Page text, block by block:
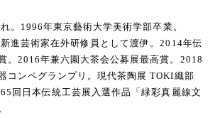
。1996年東京藝術大学美術学部卒業。
進芸術家在外研修員として渡伊。2014年伝
。2016年兼六園大茶会公募展最高賞。2018
コンペグランプリ。現代茶陶展 TOKI織部
回日本伝統工芸展入選作品「緑彩真麗線文